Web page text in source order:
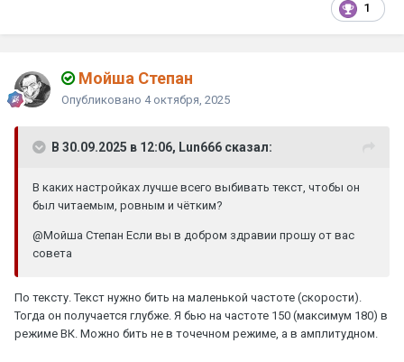
1
Мойша Степан
Опубликовано 4 октября, 2025
В 30.09.2025 в 12:06, Lun666 сказал:
В каких настройках лучше всего выбивать текст, чтобы он
был читаемым, ровным и чётким?
@Мойша Степан Если вы в добром здравии прошу от вас
совета
По тексту. Текст нужно бить на маленькой частоте (скорости).
Тогда он получается глубже. Я бью на частоте 150 (максимум 180) в
режиме ВК. Можно бить не в точечном режиме, а в амплитудном.